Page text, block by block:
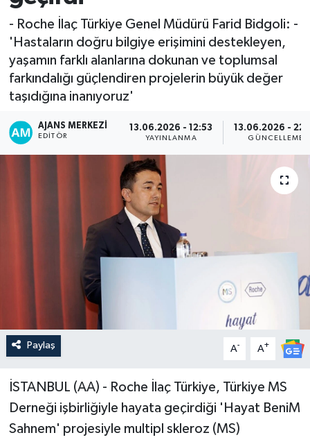
- Roche İlaç Türkiye Genel Müdürü Farid Bidgoli: -
'Hastaların doğru bilgiye erişimini destekleyen,
yaşamın farklı alanlarına dokunan ve toplumsal
farkındalığı güçlendiren projelerin büyük değer
taşıdığına inanıyoruz'
AJANS MERKEZI
EDITÖR
13.06.2026 - 12:53
YAYINLANMA
13.06.2026 -
GÜNCELLEME
Paylaş A- A+
İSTANBUL (AA) - Roche İlaç Türkiye, Türkiye MS
Derneği işbirliğiyle hayata geçirdiği 'Hayat BeniM
Sahnem' projesiyle multipl skleroz (MS)